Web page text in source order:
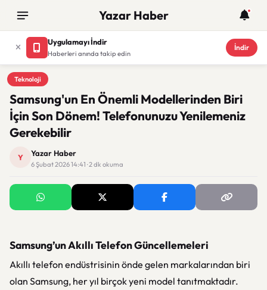
Yazar Haber
Uygulamayı İndir
Haberleri anında takip edin
İndir
Teknoloji
Teknoloji
Samsung'un En Önemli Modellerinden Biri
İçin Son Dönem! Telefonunuzu Yenilemeniz
Gerekebilir
Y Yazar Haber
6 Şubat 2026 14:41 · 2 dk okuma
Samsung’un Akıllı Telefon Güncellemeleri
Akıllı telefon endüstrisinin önde gelen markalarından biri
olan Samsung, her yıl birçok yeni model tanıtmaktadır.